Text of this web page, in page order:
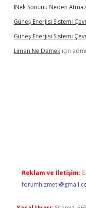
İNek Sonunu Neden Atmaz
Güneş Enerjisi Sistemi
Güneş Enerjisi Sistemi
Liman Ne Demek için
Reklam ve İletişim: